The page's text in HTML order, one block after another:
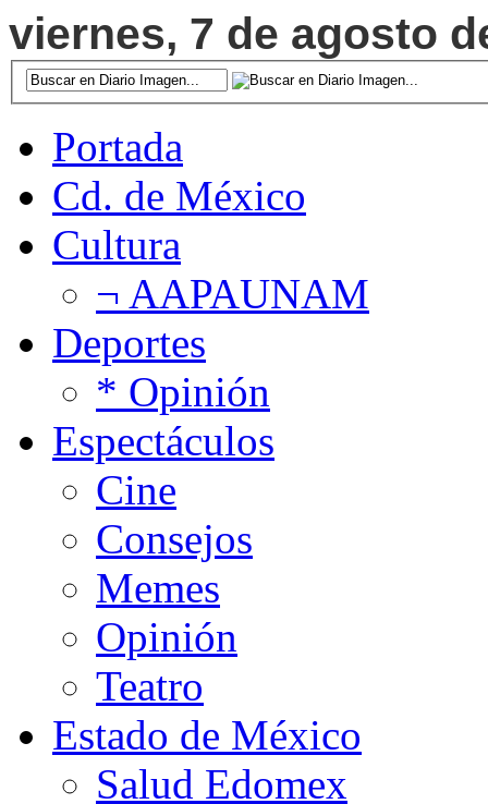
viernes, 7 de agosto
Portada
Cd. de México
Cultura
¬ AAPAUNAM
Deportes
* Opinión
Espectáculos
Cine
Consejos
Memes
Opinión
Teatro
Estado de México
Salud Edomex